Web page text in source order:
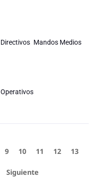
Directivos Mandos Medios
Operativos
9 10 11 12 13
Siguiente